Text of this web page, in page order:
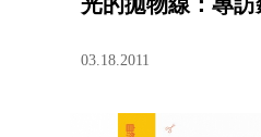
03.18.2011